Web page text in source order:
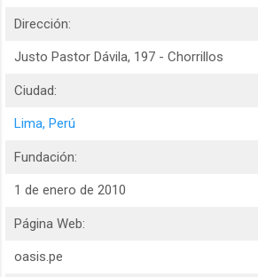
Dirección:
Justo Pastor Dávila, 197 - Chorrillos
Ciudad:
Lima, Perú
Fundación:
1 de enero de 2010
Página Web:
oasis.pe